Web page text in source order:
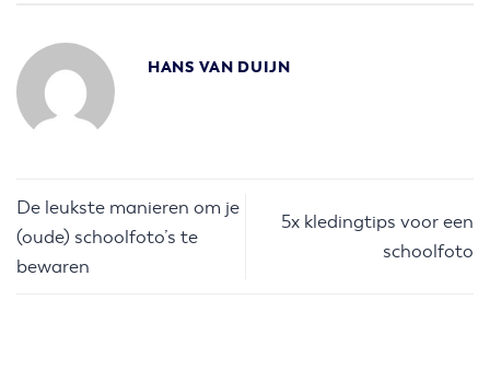
HANS VAN DUIJN
De leukste manieren om je
(oude) schoolfoto’s te
bewaren
5x kledingtips voor een
schoolfoto